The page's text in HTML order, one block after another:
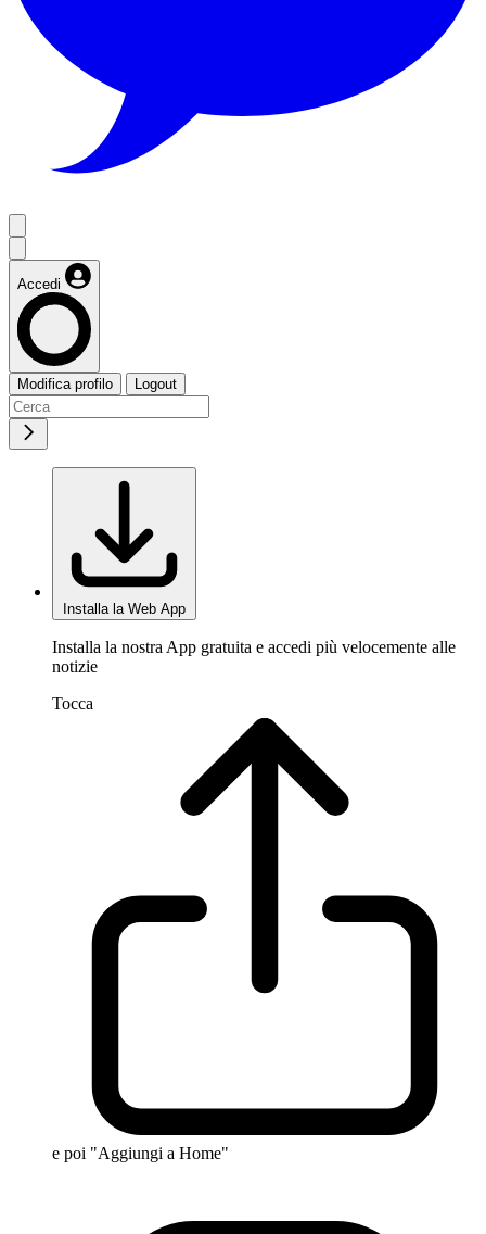
Accedi
Modifica profilo Logout
Installa la Web App
Installa la nostra App gratuita e accedi più velocemente alle
notizie
Tocca
e poi "Aggiungi a Home"